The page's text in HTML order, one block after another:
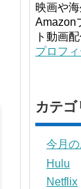
映画や
Amazon
ト動画
プロフ
カテゴ
今月
Hulu
Netflix